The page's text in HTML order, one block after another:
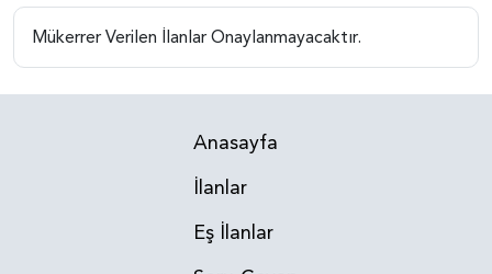
Mükerrer Verilen İlanlar Onaylanmayacaktır.
Anasayfa
İlanlar
Eş İlanlar